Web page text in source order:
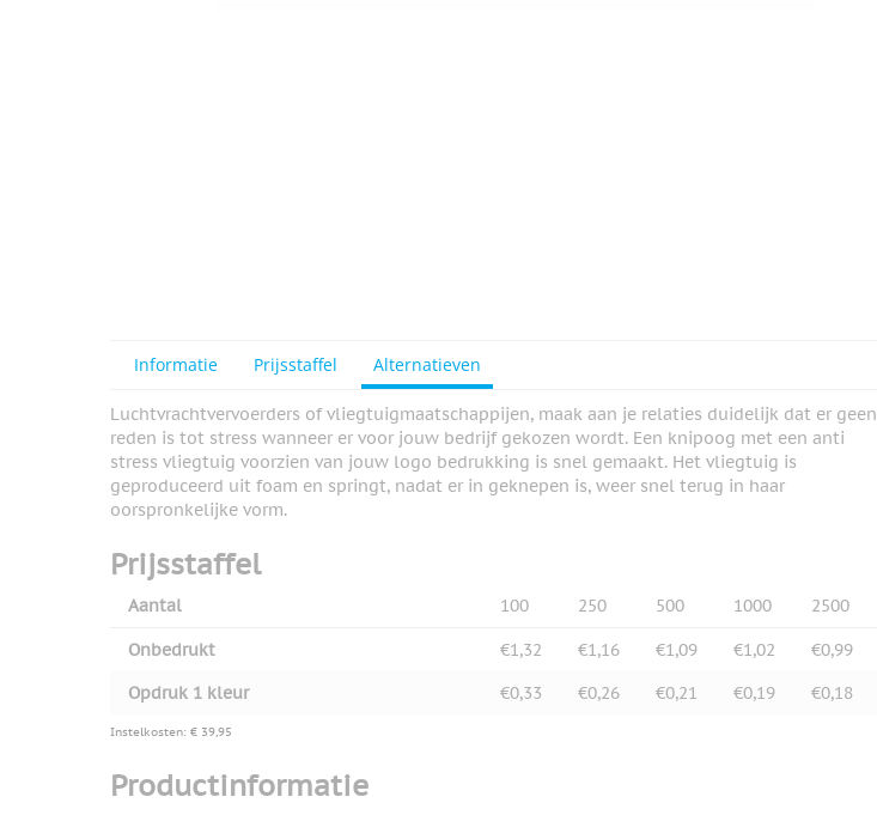
Informatie Prijsstaffel Alternatieven
Luchtvrachtvervoerders of vliegtuigmaatschappijen, maak aan je relaties duidelijk dat er geen
reden is tot stress wanneer er voor jouw bedrijf gekozen wordt. Een knipoog met een anti
stress vliegtuig voorzien van jouw logo bedrukking is snel gemaakt. Het vliegtuig is
geproduceerd uit foam en springt, nadat er in geknepen is, weer snel terug in haar
oorspronkelijke vorm.
Prijsstaffel
Aantal 100 250 500 1000 2500
Onbedrukt €1,32 €1,16 €1,09 €1,02
€0,99
Opdruk 1 kleur
€0,33 €0,26 €0,21 €0,19 €0,18
Instelkosten: € 39,95
Productinformatie